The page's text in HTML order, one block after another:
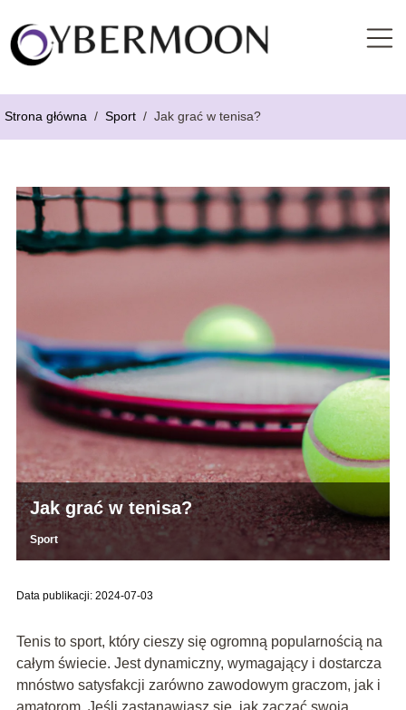
Strona główna / Sport / Jak grać w tenisa?
Jak grać w tenisa?
Sport
Data publikacji: 2024-07-03
Tenis to sport, który cieszy się ogromną popularnością na
całym świecie. Jest dynamiczny, wymagający i dostarcza
mnóstwo satysfakcji zarówno zawodowym graczom, jak i